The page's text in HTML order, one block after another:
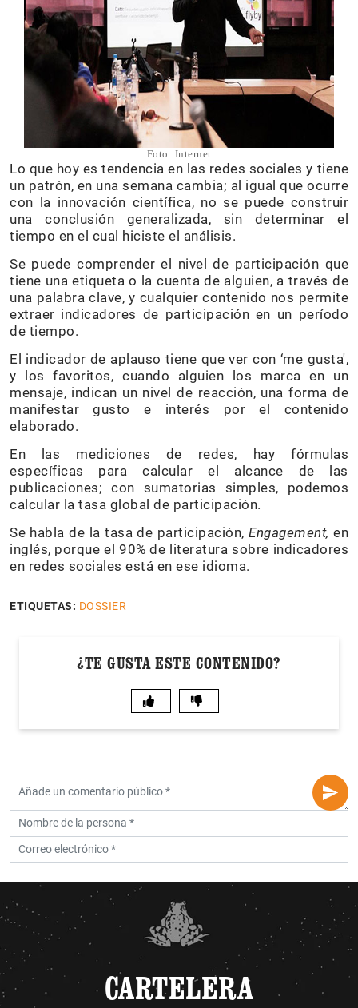
Foto: Internet
Lo que hoy es tendencia en las redes sociales y tiene
un patrón, en una semana cambia; al igual que ocurre
con la innovación científica, no se puede construir
una conclusión generalizada, sin determinar el
tiempo en el cual hiciste el análisis.
Se puede comprender el nivel de participación que
tiene una etiqueta o la cuenta de alguien, a través de
una palabra clave, y cualquier contenido nos permite
extraer indicadores de participación en un período
de tiempo.
El indicador de aplauso tiene que ver con ‘me gusta′,
y los favoritos, cuando alguien los marca en un
mensaje, indican un nivel de reacción, una forma de
manifestar gusto e interés por el contenido
elaborado.
En las mediciones de redes, hay fórmulas
específicas para calcular el alcance de las
publicaciones; con sumatorias simples, podemos
calcular la tasa global de participación.
Se habla de la tasa de participación,Engagement, en
inglés, porque el 90% de literatura sobre indicadores
en redes sociales está en ese idioma.
ETIQUETAS: DOSSIER
¿TE GUSTA ESTE CONTENIDO?
CARTELERA